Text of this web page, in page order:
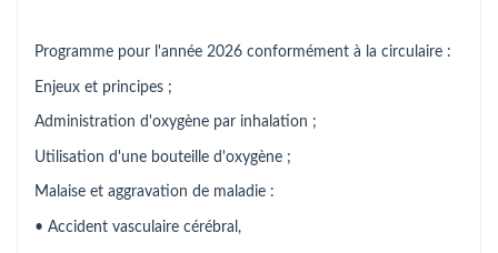
Programme pour l'année 2026 conformément à la circulaire :
Enjeux et principes ;
Administration d'oxygène par inhalation ;
Utilisation d'une bouteille d'oxygène ;
Malaise et aggravation de maladie :
• Accident vasculaire cérébral,